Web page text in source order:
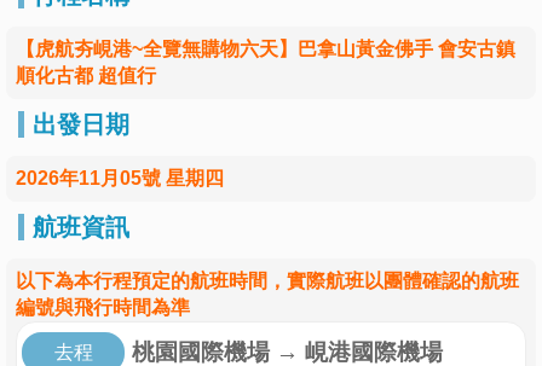
【虎航夯峴港~全覽無購物六天】巴拿山黃金佛手 會安古鎮
順化古都 超值行
出發日期
2026年11月05號 星期四
航班資訊
以下為本行程預定的航班時間，實際航班以團體確認的航班
編號與飛行時間為準
去程 桃園國際機場 → 峴港國際機場